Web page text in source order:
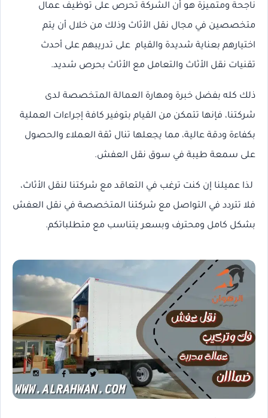
ناجحة ومتميزة هو أن الشركة تحرص على توظيف عمال
متخصصين في مجال نقل الأثاث وذلك من خلال أن يتم
اختيارهم بعناية شديدة والقيام على تدريبهم على أحدث
تقنيات نقل الأثاث والتعامل مع الأثاث بحرص شديد.
ذلك كله بفضل خبرة ومهارة العمالة المتخصصة لدى
شركتنا، فإنها تتمكن من القيام بتوفير كافة إجراءات العملية
بكفاءة ودقة عالية، مما يجعلها تنال ثقة العملاء والحصول
على سمعة طيبة في سوق نقل العفش.
لذا عميلنا إن كنت ترغب في التعاقد مع شركتنا لنقل الأثاث،
فلا تتردد في التواصل مع شركتنا المتخصصة في نقل العفش
بشكل كامل ومحترف وبسعر يتناسب مع متطلباتكم.